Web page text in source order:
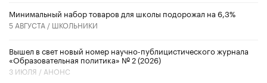
Минимальный набор товаров для школы подорожал на 6,3%
5 АВГУСТА / ШКОЛЬНИКИ
Вышел в свет новый номер научно-публицистического журнала
«Образовательная политика» № 2 (2026)
3 ИЮЛЯ / АНОНС